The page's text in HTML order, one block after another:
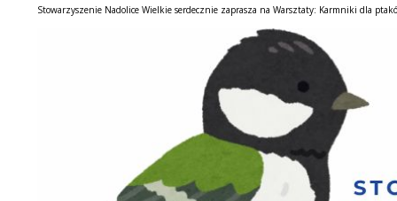
Stowarzyszenie Nadolice Wielkie serdecznie zaprasza na Warsztaty: Karmniki dla